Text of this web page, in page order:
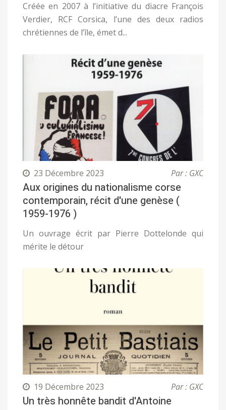
Créée en 2007 à l’initiative du diacre François
Verdier, RCF Corsica, l’une des deux radios
chrétiennes de l’île, émet d...
23 Décembre 2023 Par : GXC
Aux origines du nationalisme corse
contemporain, récit d'une genèse (
1959-1976 )
Un ouvrage écrit par Pierre Dottelonde qui
mérite le détour
19 Décembre 2023 Par : GXC
Un très honnête bandit d'Antoine